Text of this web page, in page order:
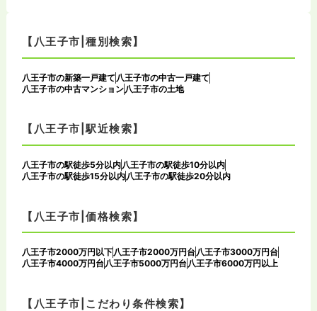
【八王子市|種別検索】
八王子市の新築一戸建て 八王子市の中古一戸建て
八王子市の中古マンション 八王子市の土地
【八王子市|駅近検索】
八王子市の駅徒歩5分以内八王子市の駅徒歩10分以内
八王子市の駅徒歩15分以内八王子市の駅徒歩20分以内
【八王子市|価格検索】
八王子市2000万円以下八王子市2000万円台八王子市3000万円台
八王子市4000万円台八王子市5000万円台八王子市6000万円以上
【八王子市|こだわり条件検索】